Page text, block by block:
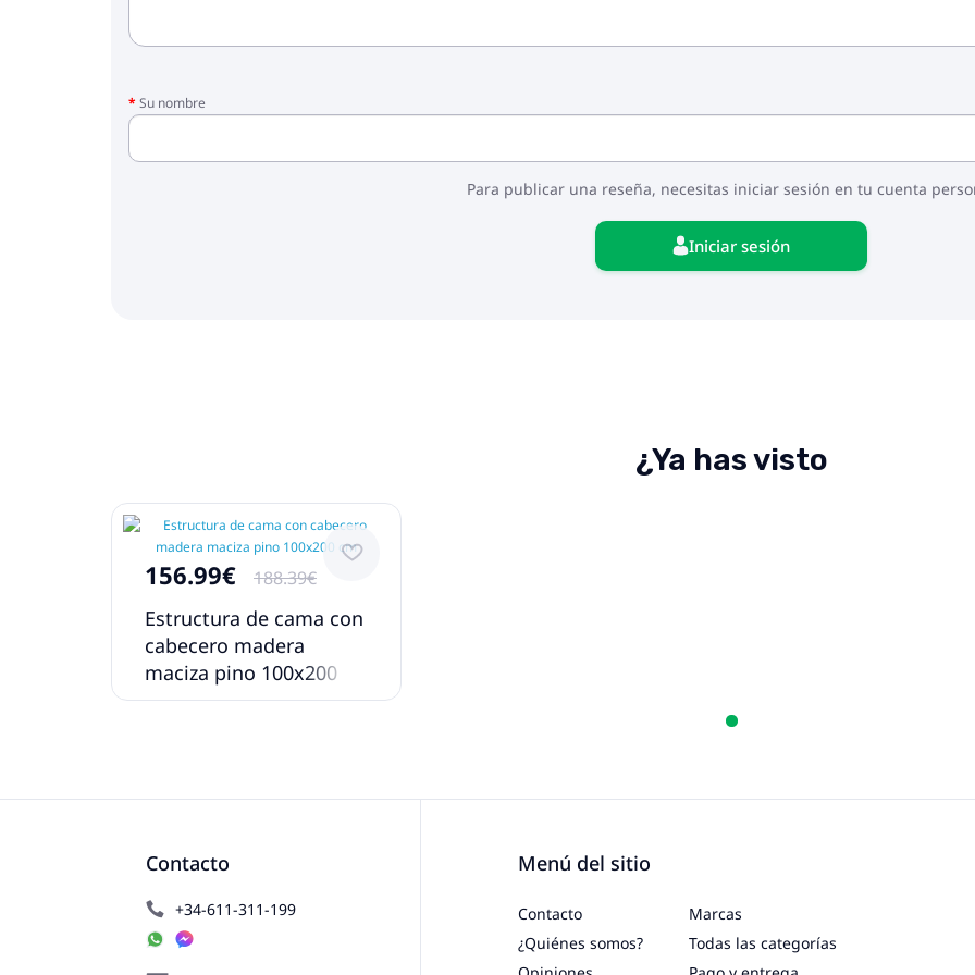
Su nombre
Para publicar una reseña, necesitas iniciar sesión en tu cuenta
Iniciar sesión
¿Ya has visto
156.99€ 188.39€
Estructura de cama con
cabecero madera
maciza pino 100x200
cm
Contacto
+34-611-311-199
Menú del sitio
Contacto
¿Quiénes somos?
Marcas
Todas las categorías